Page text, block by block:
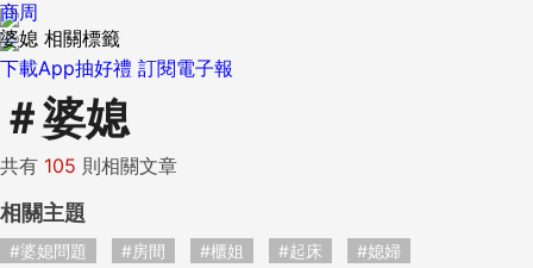
下載App抽好禮 訂閱電子報
商周
婆媳 相關標籤
＃婆媳
共有 105 則相關文章
相關主題
#婆媳問題 #房間 #櫃姐 #起床 #媳婦